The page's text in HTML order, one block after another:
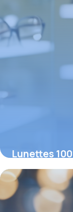
Lunettes
savoir pour
19 février 2026